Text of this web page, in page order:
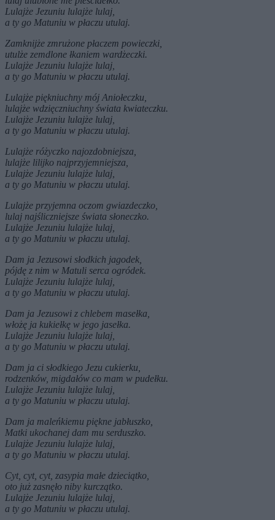
Lulajże Jezuniu lulajże lulaj,
a ty go Matuniu w płaczu utulaj.
Zamknijże zmrużone płaczem powieczki,
utulże zemdlone łkaniem wardżeczki.
Lulajże Jezuniu lulajże lulaj,
a ty go Matuniu w płaczu utulaj.
Lulajże piękniuchny mój Aniołeczku,
lulajże wdzięczniuchny świata kwiateczku.
Lulajże Jezuniu lulajże lulaj,
a ty go Matuniu w płaczu utulaj.
Lulajże różyczko najozdobniejsza,
lulajże lilijko najprzyjemniejsza,
Lulajże Jezuniu lulajże lulaj,
a ty go Matuniu w płaczu utulaj.
Lulajże przyjemna oczom gwiazdeczko,
lulaj najśliczniejsze świata słoneczko.
Lulajże Jezuniu lulajże lulaj,
a ty go Matuniu w płaczu utulaj.
Dam ja Jezusowi słodkich jagodek,
pójdę z nim w Matuli serca ogródek.
Lulajże Jezuniu lulajże lulaj,
a ty go Matuniu w płaczu utulaj.
Dam ja Jezusowi z chlebem masełka,
włożę ja kukiełkę w jego jasełka.
Lulajże Jezuniu lulajże lulaj,
a ty go Matuniu w płaczu utulaj.
Dam ja ci słodkiego Jezu cukierku,
rodzenków, migdałów co mam w pudełku.
Lulajże Jezuniu lulajże lulaj,
a ty go Matuniu w płaczu utulaj.
Dam ja maleńkiemu piękne jabłuszko,
Matki ukochanej dam mu serduszko.
Lulajże Jezuniu lulajże lulaj,
a ty go Matuniu w płaczu utulaj.
Cyt, cyt, cyt, zasypia małe dzieciątko,
oto już zasnęło niby kurczątko.
Lulajże Jezuniu lulajże lulaj,
a ty go Matuniu w płaczu utulaj.